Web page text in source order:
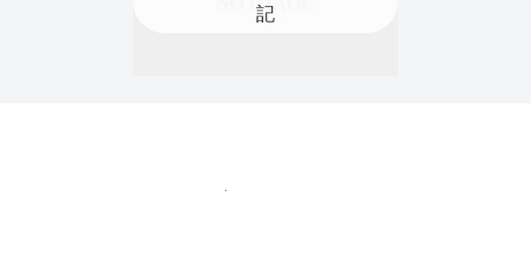
記